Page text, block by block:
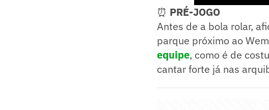
⏰ PRÉ-JOGO
Antes de a bola rolar,
parque próximo ao
equipe, como é de
cantar forte já nas